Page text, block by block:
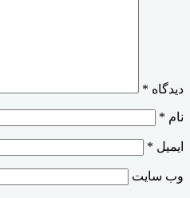
دیدگاه *
نام *
ایمیل *
وب‌ سایت